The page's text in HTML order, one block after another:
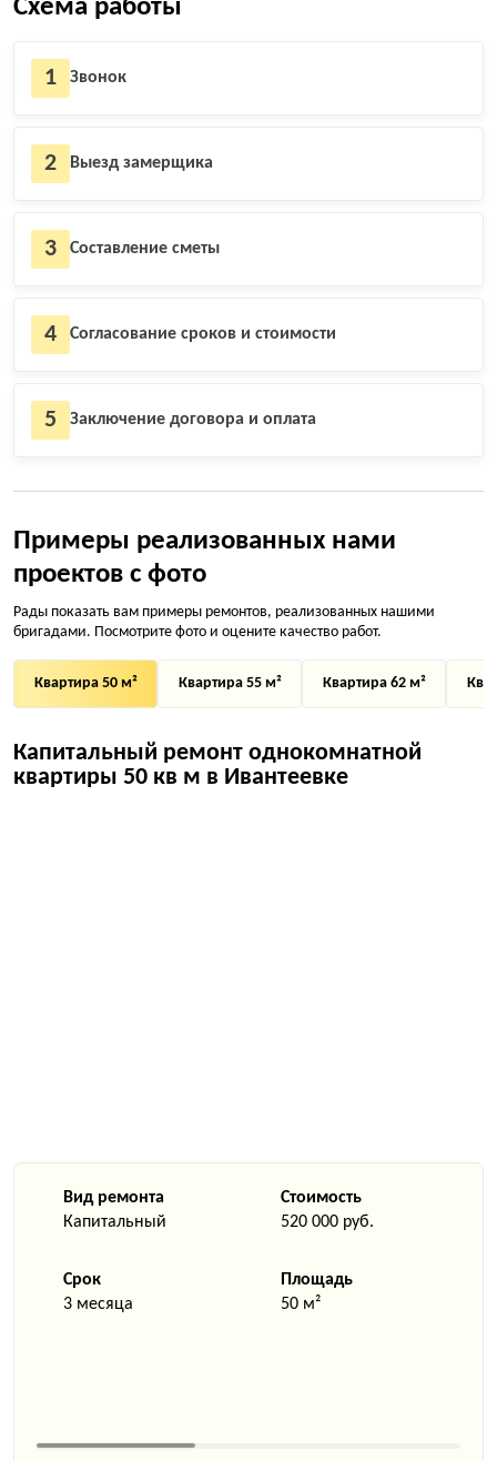
Схема работы
1 Звонок
2 Выезд замерщика
3 Составление сметы
4 Согласование сроков и стоимости
5 Заключение договора и оплата
Примеры реализованных нами
проектов с фото
Рады показать вам примеры ремонтов, реализованных нашими
бригадами. Посмотрите фото и оцените качество работ.
Квартира 50 м² Квартира 55 м² Квартира 62 м²
Капитальный ремонт однокомнатной
квартиры 50 кв м в Ивантеевке
Вид ремонта
Капитальный
Стоимость
520 000 руб.
Срок
3 месяца
Площадь
50 м²